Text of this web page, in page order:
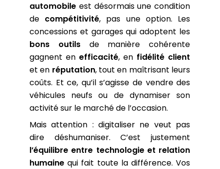
automobile est désormais une condition
de compétitivité, pas une option. Les
concessions et garages qui adoptent les
bons outilsde manière cohérente
gagnent enefficacité, en fidélité client
et en réputation, tout en maîtrisant leurs
coûts. Et ce, qu’il s’agisse de vendre des
véhicules neufs ou de dynamiser son
activité sur le marché de l’occasion.
Mais attention : digitaliser ne veut pas
dire déshumaniser. C’est justement
l’équilibre entre technologie et relation
humaine qui fait toute la différence. Vos